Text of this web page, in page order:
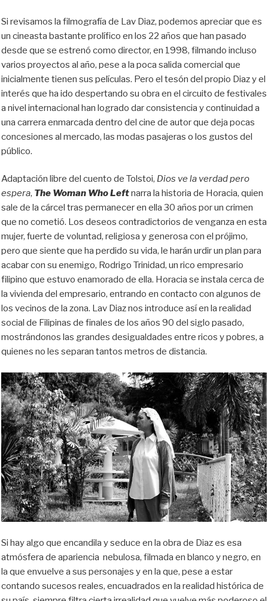
Si revisamos la filmografía de Lav Diaz, podemos apreciar que es
un cineasta bastante prolífico en los 22 años que han pasado
desde que se estrenó como director, en 1998, filmando incluso
varios proyectos al año, pese a la poca salida comercial que
inicialmente tienen sus películas. Pero el tesón del propio Diaz y el
interés que ha ido despertando su obra en el circuito de festivales
a nivel internacional han logrado dar consistencia y continuidad a
una carrera enmarcada dentro del cine de autor que deja pocas
concesiones al mercado, las modas pasajeras o los gustos del
público.
Adaptación libre del cuento de Tolstoi, Dios ve la verdad pero
espera, The Woman Who Leftnarra la historia de Horacia, quien
sale de la cárcel tras permanecer en ella 30 años por un crimen
que no cometió. Los deseos contradictorios de venganza en esta
mujer, fuerte de voluntad, religiosa y generosa con el prójimo,
pero que siente que ha perdido su vida, le harán urdir un plan para
acabar con su enemigo, Rodrigo Trinidad, un rico empresario
filipino que estuvo enamorado de ella. Horacia se instala cerca de
la vivienda del empresario, entrando en contacto con algunos de
los vecinos de la zona. Lav Diaz nos introduce así en la realidad
social de Filipinas de finales de los años 90 del siglo pasado,
mostrándonos las grandes desigualdades entre ricos y pobres, a
quienes no les separan tantos metros de distancia.
Si hay algo que encandila y seduce en la obra de Diaz es esa
atmósfera de apariencia nebulosa, filmada en blanco y negro, en
la que envuelve a sus personajes y en la que, pese a estar
contando sucesos reales, encuadrados en la realidad histórica de